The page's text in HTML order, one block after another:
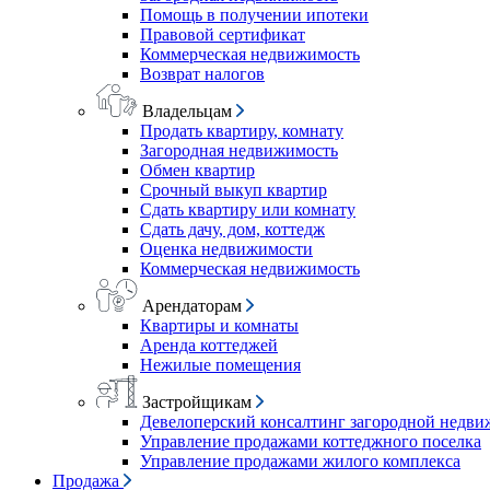
Помощь в получении ипотеки
Правовой сертификат
Коммерческая недвижимость
Возврат налогов
Владельцам
Продать квартиру, комнату
Загородная недвижимость
Обмен квартир
Срочный выкуп квартир
Сдать квартиру или комнату
Сдать дачу, дом, коттедж
Оценка недвижимости
Коммерческая недвижимость
Арендаторам
Квартиры и комнаты
Аренда коттеджей
Нежилые помещения
Застройщикам
Девелоперский консалтинг загородной
Управление продажами коттеджного поселка
Управление продажами жилого комплекса
Продажа